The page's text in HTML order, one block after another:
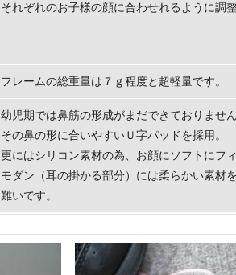
それぞれのお子様の顔に合わせれるように調
フレームの総重量は７ｇ程度と超軽量です。
幼児期では鼻筋の形成がまだできておりません
その鼻の形に合いやすいＵ字パッドを採用。
更にはシリコン素材の為、お顔にソフトにフ
モダン（耳の掛かる部分）には柔らかい素材
難いです。